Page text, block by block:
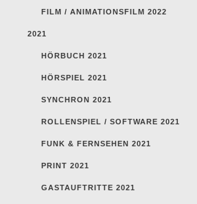
FILM / ANIMATIONSFILM 2022
2021
HÖRBUCH 2021
HÖRSPIEL 2021
SYNCHRON 2021
ROLLENSPIEL / SOFTWARE 2021
FUNK & FERNSEHEN 2021
PRINT 2021
GASTAUFTRITTE 2021